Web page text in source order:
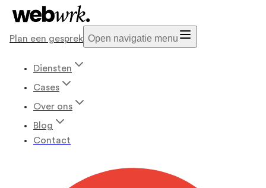
Plan een gesprek Open navigatie menu
Diensten
Cases
Over ons
Blog
Contact